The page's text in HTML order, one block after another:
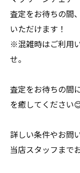
査定をお待ちの間
いただけます！
※混雑時はご利用
せ。
査定をお待ちの間
を癒してください
詳しい条件やお問
当店スタッフまで